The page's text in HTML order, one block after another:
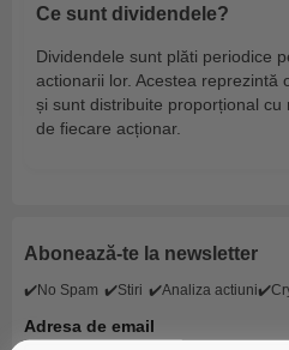
Ce sunt dividendele?
Dividendele sunt plăti periodice
actionarii lor. Acestea reprezintă
și sunt distribuite proporțional
de fiecare acționar.
Abonează-te la newsletter
✔️No Spam ✔️Stiri ✔️Analiza actiuni
Adresa de email